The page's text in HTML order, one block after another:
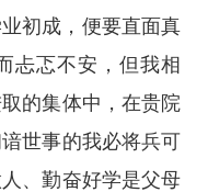
初成，便要直面真
忐忑不安，但我相
的集体中，在贵院
世事的我必将兵可
、勤奋好学是父母